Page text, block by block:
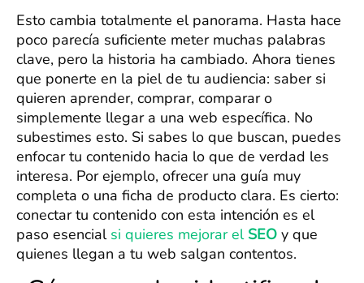
Esto cambia totalmente el panorama. Hasta hace
poco parecía suficiente meter muchas palabras
clave, pero la historia ha cambiado. Ahora tienes
que ponerte en la piel de tu audiencia: saber si
quieren aprender, comprar, comparar o
simplemente llegar a una web específica. No
subestimes esto. Si sabes lo que buscan, puedes
enfocar tu contenido hacia lo que de verdad les
interesa. Por ejemplo, ofrecer una guía muy
completa o una ficha de producto clara. Es cierto:
conectar tu contenido con esta intención es el
paso esencial si quieres mejorar el SEO y que
quienes llegan a tu web salgan contentos.